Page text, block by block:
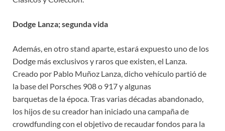
Dodge Lanza; segunda vida
Además, en otro stand aparte, estará expuesto uno de los
Dodge más exclusivos y raros que existen, el Lanza.
Creado por Pablo Muñoz Lanza, dicho vehículo partió de
la base del Porsches 908 o 917 y algunas
barquetas de la época. Tras varias décadas abandonado,
los hijos de su creador han iniciado una campaña de
crowdfunding con el objetivo de recaudar fondos para la